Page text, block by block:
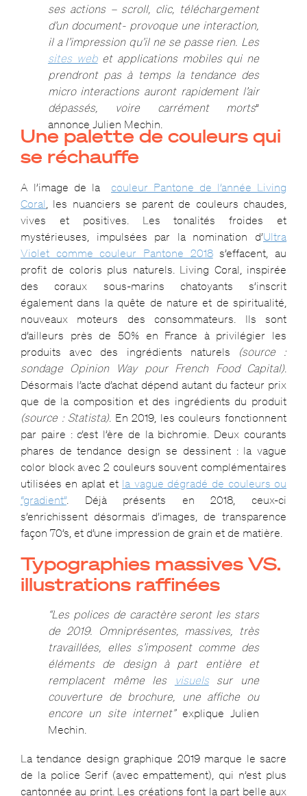
ses actions – scroll, clic, téléchargement
d’un document- provoque une interaction,
il a l’impression qu’il ne se passe rien. Les
sites webet applications mobiles qui ne
prendront pas à temps la tendance des
micro interactions auront rapidement l’air
dépassés, voire carrément morts”
annonce Julien Mechin.
Une palette de couleurs qui
se réchauffe
A l’image de la couleur Pantone de l’année Living
Coral , les nuanciers se parent de couleurs chaudes,
vives et positives. Les tonalités froides et
mystérieuses, impulsées par la nomination d’Ultra
Violet comme couleur Pantone 2018s’effacent, au
profit de coloris plus naturels. Living Coral, inspirée
des coraux sous-marins chatoyants s’inscrit
également dans la quête de nature et de spiritualité,
nouveaux moteurs des consommateurs. Ils sont
d’ailleurs près de 50% en France à privilégier les
produits avec des ingrédients naturels
(source :
sondage Opinion Way pour French Food Capital).
Désormais l’acte d’achat dépend autant du facteur prix
que de la composition et des ingrédients du produit
(source : Statista). En 2019, les couleurs fonctionnent
par paire : c’est l’ère de la bichromie. Deux courants
phares de tendance design se dessinent : la vague
color block avec 2 couleurs souvent complémentaires
utilisées en aplat et la vague dégradé de couleurs ou
“gradient”. Déjà présents en 2018, ceux-ci
s’enrichissent désormais d’images, de transparence
façon 70’s, et d’une impression de grain et de matière.
Typographies massives VS.
illustrations raffinées
“Les polices de caractère seront les stars
de 2019. Omniprésentes, massives, très
travaillées, elles s’imposent comme des
éléments de designà part entière et
remplacent même les
visuelssur une
couverture de brochure, une affiche ou
encore un site internet”explique Julien
Mechin.
La tendance design graphique 2019marque le sacre
de la police Serif (avec empattement), qui n’est plus
cantonnée au print. Les créations font la part belle aux